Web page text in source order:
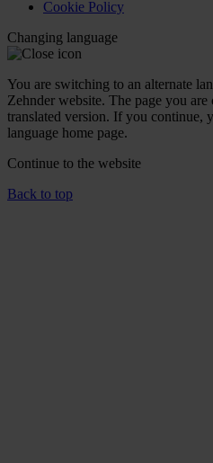
Cookie Policy
Changing language
You are switching to an alternate
Zehnder website. The page you
translated version. If you continue,
language home page.
Continue to the website
Back to top